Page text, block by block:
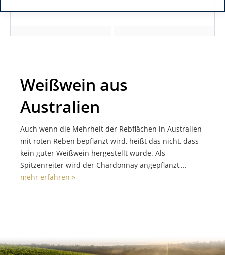
Weißwein aus
Australien
Auch wenn die Mehrheit der Rebflächen in Australien
mit roten Reben bepflanzt wird, heißt das nicht, dass
kein guter Weißwein hergestellt würde. Als
Spitzenreiter wird der Chardonnay angepflanzt,...
mehr erfahren »